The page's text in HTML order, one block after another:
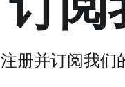
注册并订阅我们